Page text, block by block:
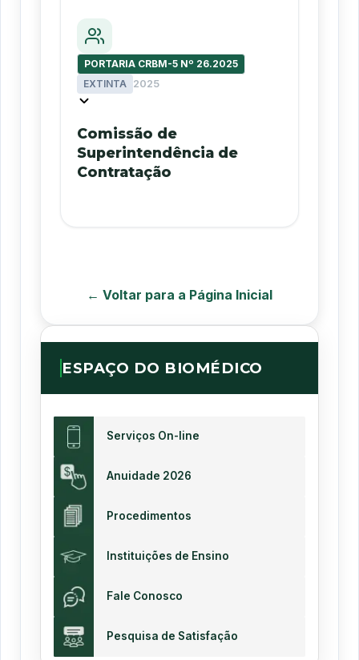
PORTARIA CRBM-5 Nº 26.2025
EXTINTA 2025
Comissão de
Superintendência de
Contratação
← Voltar para a Página Inicial
ESPAÇO DO BIOMÉDICO
Serviços On-line
Anuidade 2026
Procedimentos
Instituições de Ensino
Fale Conosco
Pesquisa de Satisfação